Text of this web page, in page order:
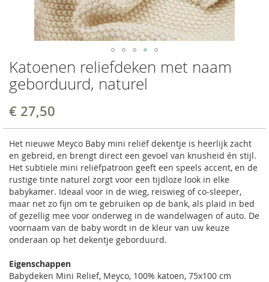
Katoenen reliefdeken met naam
geborduurd, naturel
€ 27,50
Het nieuwe Meyco Baby mini reliëf dekentje is heerlijk zacht
en gebreid, en brengt direct een gevoel van knusheid én stijl.
Het subtiele mini reliëfpatroon geeft een speels accent, en de
rustige tinte naturel zorgt voor een tijdloze look in elke
babykamer. Ideaal voor in de wieg, reiswieg of co-sleeper,
maar net zo fijn om te gebruiken op de bank, als plaid in bed
of gezellig mee voor onderweg in de wandelwagen of auto. De
voornaam van de baby wordt in de kleur van uw keuze
onderaan op het dekentje geborduurd.
Eigenschappen
Babydeken Mini Relief, Meyco, 100% katoen, 75x100 cm